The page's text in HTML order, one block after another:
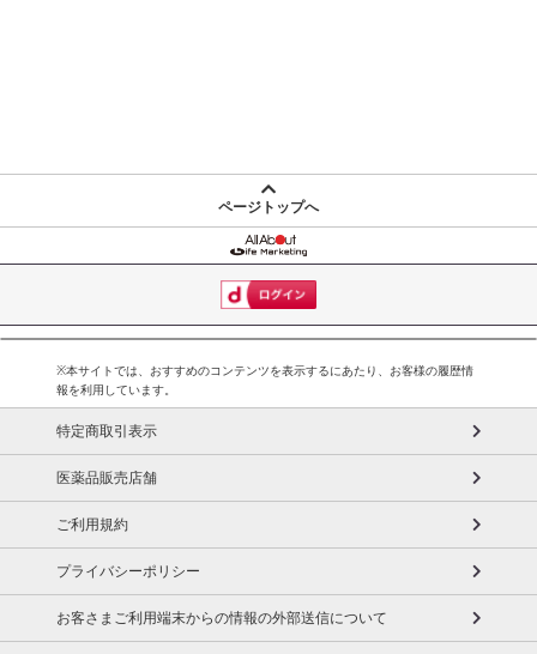
ページトップへ
※本サイトでは、おすすめのコンテンツを表示するにあたり、お客様の履歴情
報を利用しています。
特定商取引表示
医薬品販売店舗
ご利用規約
プライバシーポリシー
お客さまご利用端末からの情報の外部送信について